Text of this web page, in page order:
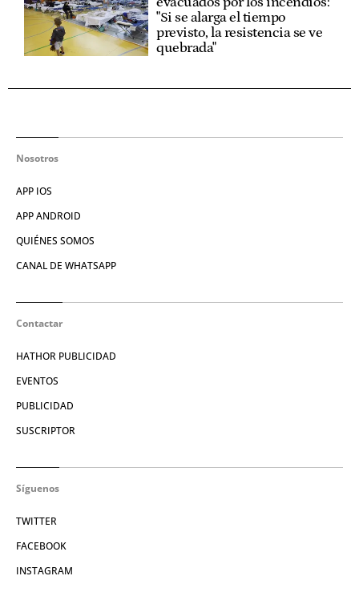
"Si se alarga el tiempo
previsto, la resistencia se ve
quebrada"
Nosotros
APP IOS
APP ANDROID
QUIÉNES SOMOS
CANAL DE WHATSAPP
Contactar
HATHOR PUBLICIDAD
EVENTOS
PUBLICIDAD
SUSCRIPTOR
Síguenos
TWITTER
FACEBOOK
INSTAGRAM